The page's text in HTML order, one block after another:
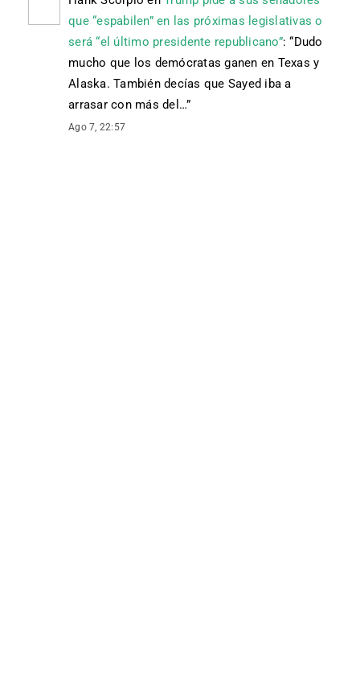
que “espabilen” en las próximas legislativas o
será “el último presidente republicano”: “Dudo
mucho que los demócratas ganen en Texas y
Alaska. También decías que Sayed iba a
arrasar con más del…”
Ago 7, 22:57